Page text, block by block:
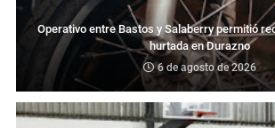
Operativo entre Bastos y Salaberry permitió
hurtada en Durazno
6 de agosto de 2026